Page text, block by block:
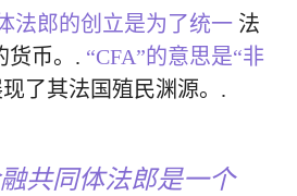
法郎的创立是为了统一 法
货币。. “CFA”的意思是“非
了其法国殖民渊源。.
共同体法郎是一个